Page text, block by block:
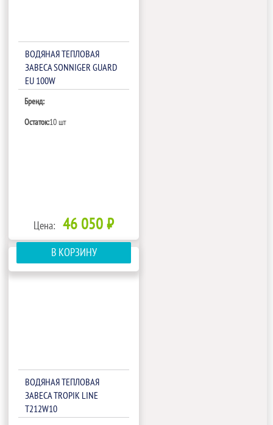
ВОДЯНАЯ ТЕПЛОВАЯ
ЗАВЕСА SONNIGER GUARD
EU 100W
Бренд:
Остаток:10 шт
Цена: 46 050 ₽
В КОРЗИНУ
ВОДЯНАЯ ТЕПЛОВАЯ
ЗАВЕСА TROPIK LINE
T212W10